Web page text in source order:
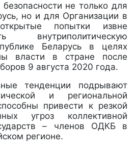
безопасности не только для
но и для Организации в
попытки извне
внутриполитическую
Беларусь в целях
власти в стране после
9 августа 2020 года.
тенденции подрывают
и региональной
привести к резкой
угроз коллективной
– членов ОДКБ в
регионе.